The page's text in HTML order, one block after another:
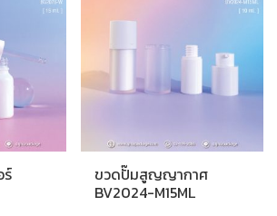
ร์
ขวดปั๊มสูญญากาศ
BV2024-M15ML